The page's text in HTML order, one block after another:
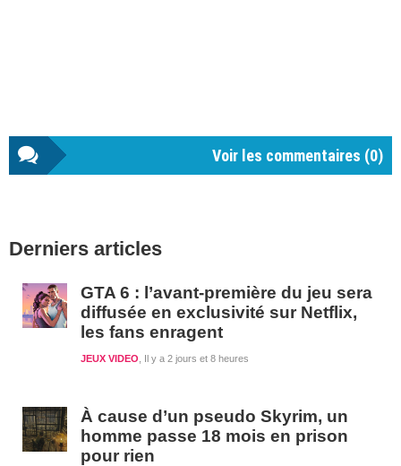
Voir les commentaires (0)
latérale
Derniers articles
GTA 6 : l’avant-première du jeu sera
diffusée en exclusivité sur Netflix,
les fans enragent
Il y a 2 jours et 8 heures
JEUX VIDEO
À cause d’un pseudo Skyrim, un
homme passe 18 mois en prison
pour rien